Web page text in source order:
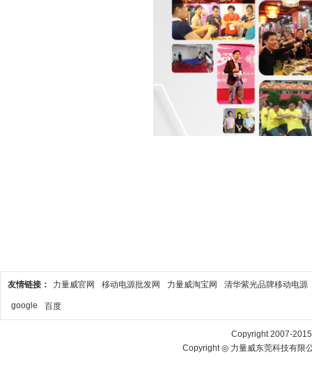
友情链接： 力量威官网 移动电源批发网 力量威淘宝网 清华紫光品牌移动电源
google 百度
Copyright 2007-
Copyright ◎ 力量威东莞科技有限